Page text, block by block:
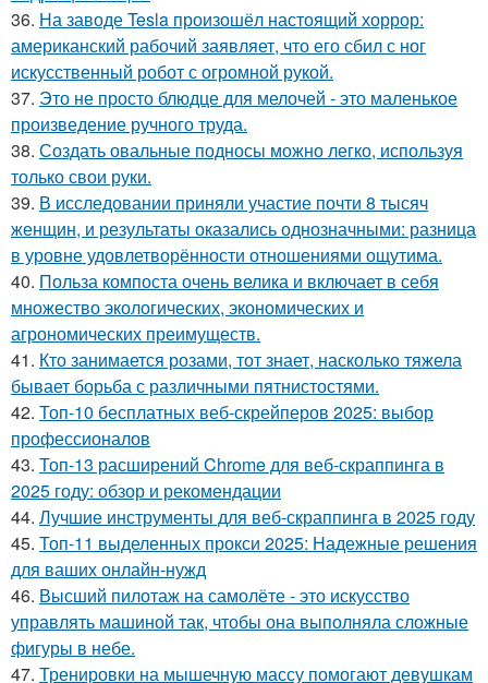
36. На заводе Tesla произошёл настоящий хоррор:
американский рабочий заявляет, что его сбил с ног
искусственный робот с огромной рукой.
37. Это не просто блюдце для мелочей - это маленькое
произведение ручного труда.
38. Создать овальные подносы можно легко, используя
только свои руки.
39. В исследовании приняли участие почти 8 тысяч
женщин, и результаты оказались однозначными: разница
в уровне удовлетворённости отношениями ощутима.
40. Польза компоста очень велика и включает в себя
множество экологических, экономических и
агрономических преимуществ.
41. Кто занимается розами, тот знает, насколько тяжела
бывает борьба с различными пятнистостями.
42. Топ-10 бесплатных веб-скрейперов 2025: выбор
профессионалов
43. Топ-13 расширений Chrome для веб-скраппинга в
2025 году: обзор и рекомендации
44. Лучшие инструменты для веб-скраппинга в 2025 году
45. Топ-11 выделенных прокси 2025: Надежные решения
для ваших онлайн-нужд
46. Высший пилотаж на самолёте - это искусство
управлять машиной так, чтобы она выполняла сложные
фигуры в небе.
47. Тренировки на мышечную массу помогают девушкам